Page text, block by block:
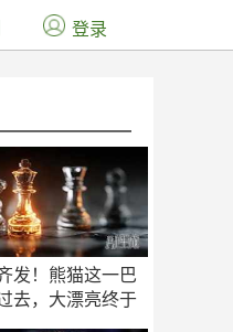
发！熊猫这一巴
去，大漂亮终于
登录